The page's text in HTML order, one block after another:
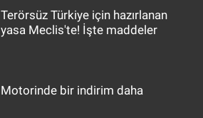
Terörsüz Türkiye için hazırlanan
yasa Meclis'te! İşte maddeler
Motorinde bir indirim daha